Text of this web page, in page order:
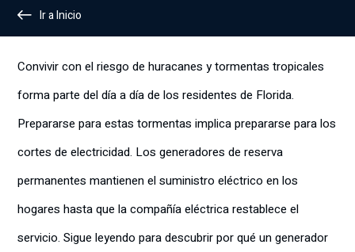
Ir a Inicio
Convivir con el riesgo de huracanes y tormentas tropicales
forma parte del día a día de los residentes de Florida.
Prepararse para estas tormentas implica prepararse para los
cortes de electricidad. Los generadores de reserva
permanentes mantienen el suministro eléctrico en los
hogares hasta que la compañía eléctrica restablece el
servicio. Sigue leyendo para descubrir por qué un generador